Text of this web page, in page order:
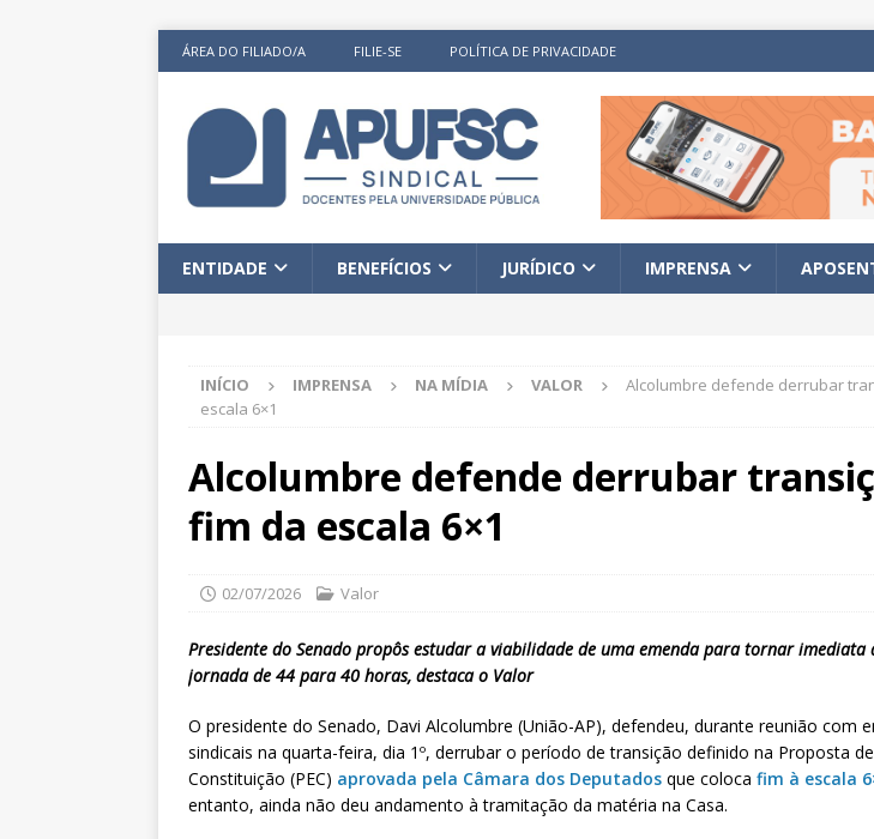
ÁREA DO FILIADO/A FILIE-SE POLÍTICA DE PRIVACIDADE
ENTIDADE BENEFÍCIOS JURÍDICO IMPRENSA
INÍCIO IMPRENSA NA MÍDIA VALOR
Alcolumbre defende derrubar
escala 6×1
Alcolumbre defende derrubar
fim da escala 6×1
02/07/2026 Valor
Presidente do Senado propôs estudar a viabilidade de uma emenda para tornar imediata
jornada de 44 para 40 horas, destaca o Valor
O presidente do Senado, Davi Alcolumbre (União-AP), defendeu, durante reunião com
sindicais na quarta-feira, dia 1º, derrubar o período de transição definido na Proposta
Constituição (PEC) aprovada pela Câmara dos Deputados que coloca fim à escala
entanto, ainda não deu andamento à tramitação da matéria na Casa.